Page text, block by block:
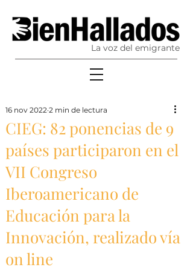
La voz del emigrante
CIEG: 82 ponencias de 9
países participaron en el
VII Congreso
Iberoamericano de
Educación para la
Innovación, realizado vía
on line
16 nov 2022 2 min de lectura